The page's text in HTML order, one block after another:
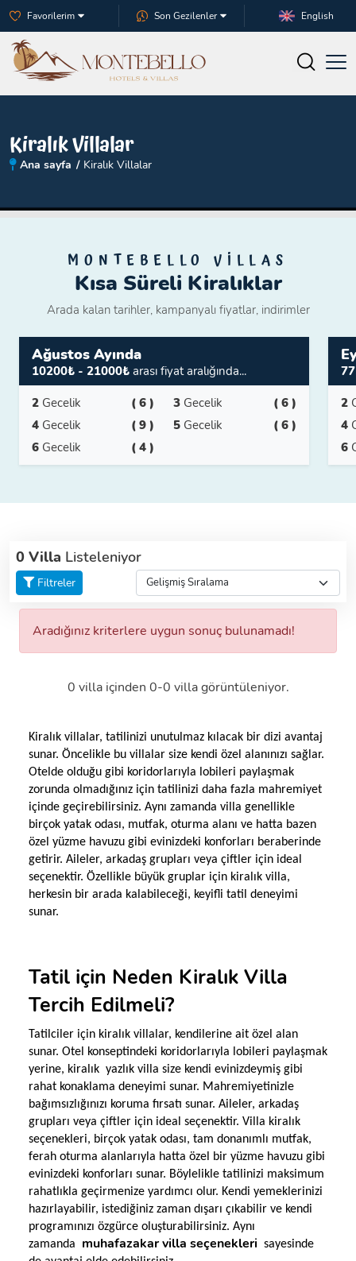
Favorilerim Son Gezilenler English
Kiralık Villalar
Ana sayfa Kiralık Villalar
MONTEBELLO VİLLAS
Kısa Süreli Kiralıklar
Arada kalan tarihler, kampanyalı fiyatlar, indirimler
Ağustos Ayında
10200₺ - 21000₺ arası fiyat aralığında...
2 Gecelik ( 6 ) 3 Gecelik
( 6 )
4 Gecelik ( 9 ) 5 Gecelik
( 6 )
6 Gecelik ( 4 )
2
4
6
0 Villa Listeleniyor
Filtreler
Aradığınız kriterlere uygun sonuç bulunamadı!
0 villa içinden 0-0 villa görüntüleniyor.
Kiralık villalar, tatilinizi unutulmaz kılacak bir dizi avantaj
sunar. Öncelikle bu villalar size kendi özel alanınızı sağlar.
Otelde olduğu gibi koridorlarıyla lobileri paylaşmak
zorunda olmadığınız için tatilinizi daha fazla mahremiyet
içinde geçirebilirsiniz. Aynı zamanda villa genellikle
birçok yatak odası, mutfak, oturma alanı ve hatta bazen
özel yüzme havuzu gibi evinizdeki konforları beraberinde
getirir. Aileler, arkadaş grupları veya çiftler için ideal
seçenektir. Özellikle büyük gruplar için kiralık villa,
herkesin bir arada kalabileceği, keyifli tatil deneyimi
sunar.
Tatil için Neden Kiralık Villa
Tercih Edilmeli?
Tatilciler için kiralık villalar, kendilerine ait özel alan
sunar. Otel konseptindeki koridorlarıyla lobileri paylaşmak
yerine, kiralık yazlık villa size kendi evinizdeymiş gibi
rahat konaklama deneyimi sunar. Mahremiyetinizle
bağımsızlığınızı koruma fırsatı sunar. Aileler, arkadaş
grupları veya çiftler için ideal seçenektir. Villa kiralık
seçenekleri, birçok yatak odası, tam donanımlı mutfak,
ferah oturma alanlarıyla hatta özel bir yüzme havuzu gibi
evinizdeki konforları sunar. Böylelikle tatilinizi maksimum
rahatlıkla geçirmenize yardımcı olur. Kendi yemeklerinizi
hazırlayabilir, istediğiniz zaman dışarı çıkabilir ve kendi
programınızı özgürce oluşturabilirsiniz. Aynı
zamanda muhafazakar villa seçenekleri sayesinde